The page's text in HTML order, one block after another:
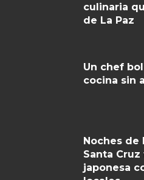
culinaria
de La Paz
Un chef
cocina sin
Noches de
Santa
japonesa